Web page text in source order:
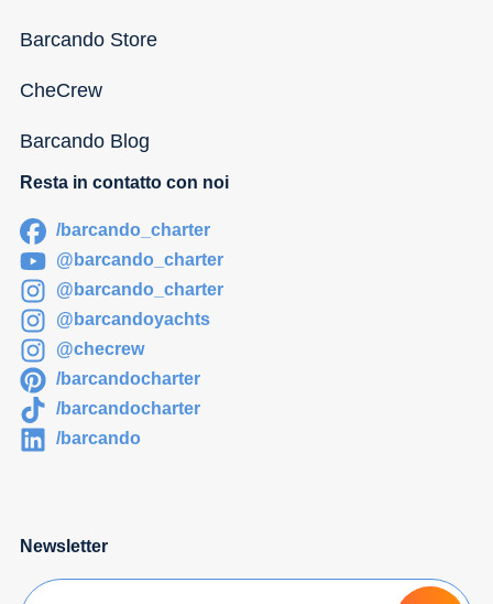
Barcando Store
CheCrew
Barcando Blog
Resta in contatto con noi
/barcando_charter
@barcando_charter
@barcando_charter
@barcandoyachts
@checrew
/barcandocharter
/barcandocharter
/barcando
Newsletter